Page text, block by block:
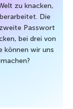
zu knacken,
Die
Passwort
bei drei von
können wir uns